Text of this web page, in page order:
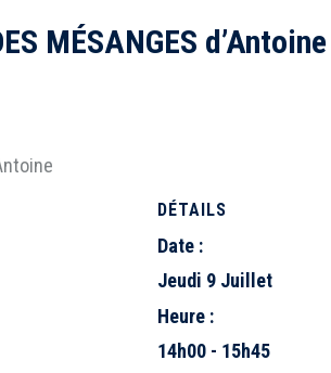
MÉSANGES
DÉTAILS
Date :
Jeudi 9 Juillet
Heure :
14h00 - 15h45